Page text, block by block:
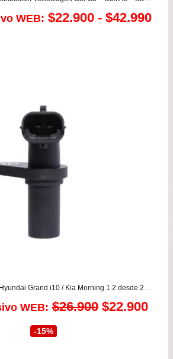
WEB: $22.900 - $42.990
WEB: $26.900 El
$22.900El
-15%